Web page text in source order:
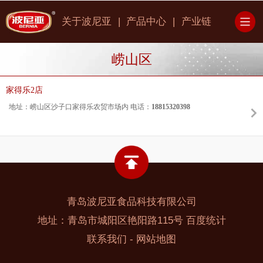
关于波尼亚 | 产品中心 | 产业链
崂山区
家得乐2店
地址：崂山区沙子口家得乐农贸市场内 电话： 18815320398
青岛波尼亚食品科技有限公司
地址：青岛市城阳区艳阳路115号 百度统计
联系我们 - 网站地图